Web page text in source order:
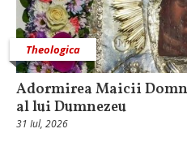
Theologica
Adormirea Maicii
al lui Dumnezeu
31 Iul, 2026